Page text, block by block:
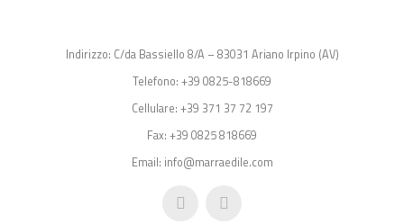
Indirizzo: C/da Bassiello 8/A – 83031 Ariano Irpino (AV)
Telefono: +39 0825-818669
Cellulare: +39 371 37 72 197
Fax: +39 0825 818669
Email: info@marraedile.com